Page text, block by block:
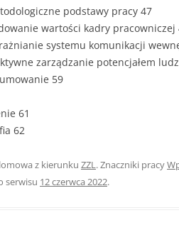
PRAWO
PSYCHOLOGIA
RACHUNKOWOŚĆ
SAMORZĄD TERYTORIALNY
podstawy pracy 47
wartości kadry pracowniczej
systemu komunikacji
zarządzanie potencjałem
59
61
62
z kierunku ZZL. Znaczniki pracy
serwisu 12 czerwca 2022.